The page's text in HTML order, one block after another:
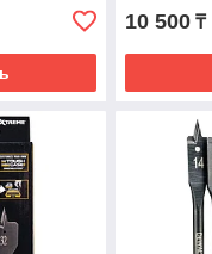
10 500 ₸